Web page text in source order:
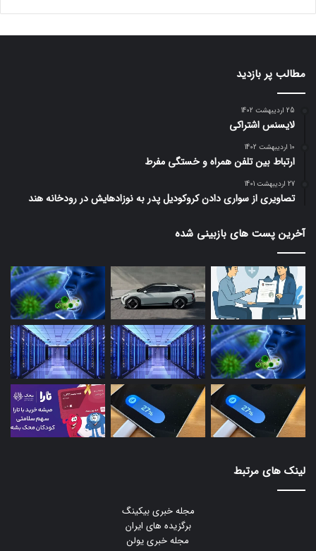
مطالب پر بازدید
25 اردیبهشت 1402
لایسنس اشتراکی
10 اردیبهشت 1402
ارتباط بین تلفن همراه و خستگی مفرط
27 اردیبهشت 1401
تصاویری از سواری دادن کروکودیل پدر به نوزادهایش در رودخانه هند
آخرین پست های بازبینی شده
لینک های مرتبط
مجله خبری بیکینگ
برگزیده های ایران
مجله خبری یولن